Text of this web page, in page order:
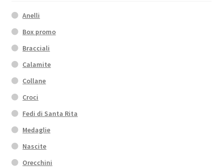
Anelli
Box promo
Bracciali
Calamite
Collane
Croci
Fedi di Santa Rita
Medaglie
Nascite
Orecchini